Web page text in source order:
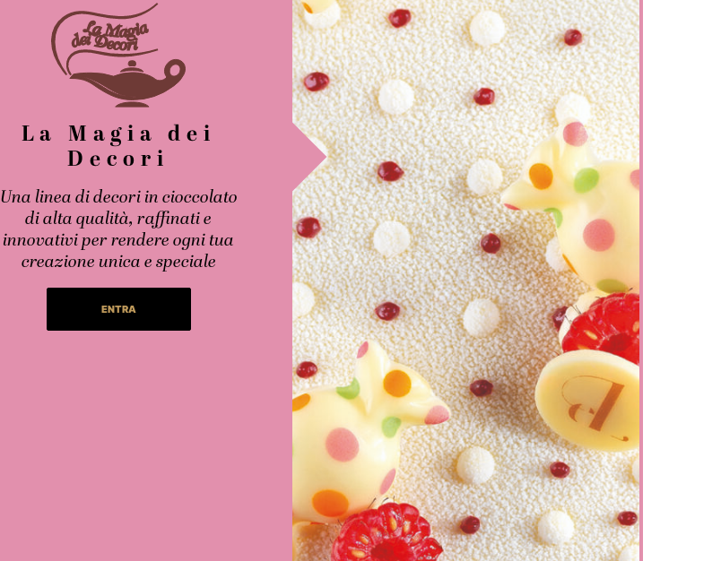
La Magia dei
Decori
Una linea di decori in cioccolato
di alta qualità, raffinati e
innovativi per rendere ogni tua
creazione unica e speciale
ENTRA